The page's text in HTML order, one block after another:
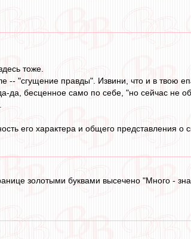
тоже.
"сгущение правды". Извини, что и в твою
да, бесценное само по себе, "но сейчас не
его характера и общего представления о
золотыми буквами высечено "Много -